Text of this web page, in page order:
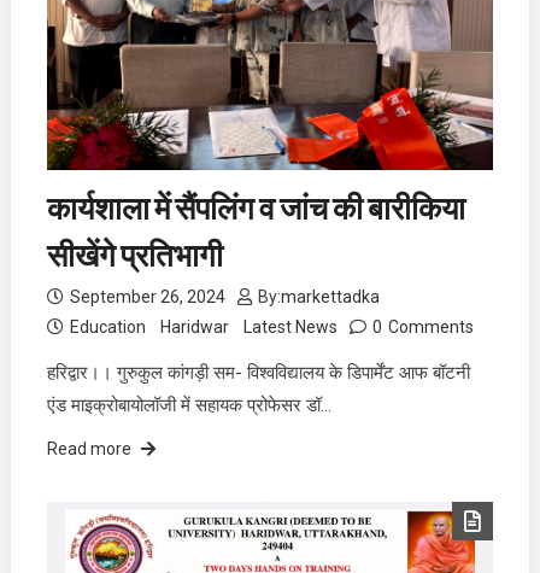
कार्यशाला में सैंपलिंग व जांच की बारीकिया
सीखेंगे प्रतिभागी
September 26, 2024 By:markettadka
Education
Haridwar Latest News 0 Comments
हरिद्वार।। गुरुकुल कांगड़ी सम- विश्वविद्यालय के डिपार्मेंट आफ बॉटनी
एंड माइक्रोबायोलॉजी में सहायक प्रोफेसर डॉ…
Read more